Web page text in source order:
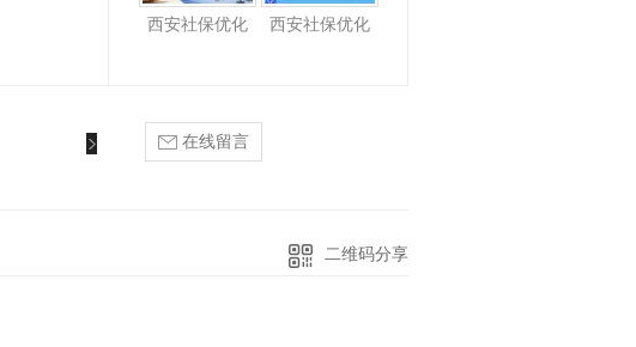
西安社保优化 西安社保优化
在线留言
二维码分享